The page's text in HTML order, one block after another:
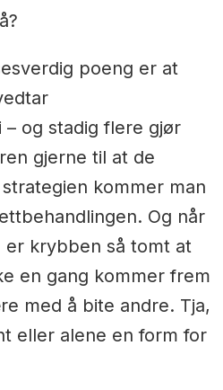
poeng er at
– og stadig flere gjør
gjerne til at de
kommer man
Og når
er krybben så tomt at
en gang kommer frem
med å bite andre. Tja,
eller alene en form for